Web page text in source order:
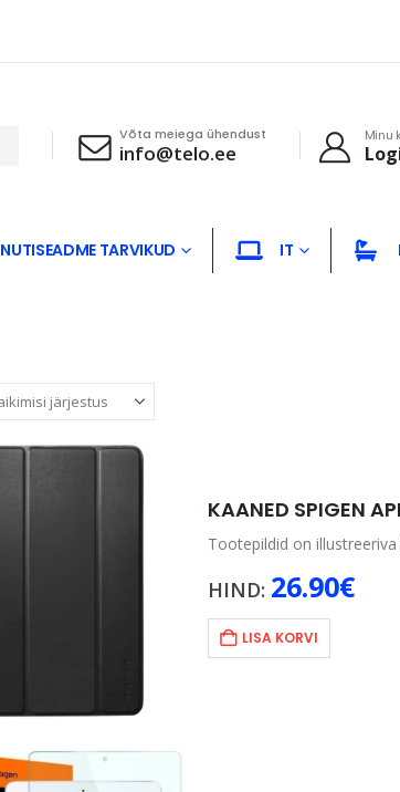
Võta meiega ühendust
info@telo.ee
Minu
NUTISEADME TARVIKUD IT
KAANED SPIGEN
Tootepildid on
HIND: 26.90€
LISA KORVI